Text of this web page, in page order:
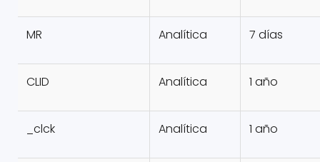
MR Analítica 7 días
CLID Analítica 1 año
_clck Analítica 1 año